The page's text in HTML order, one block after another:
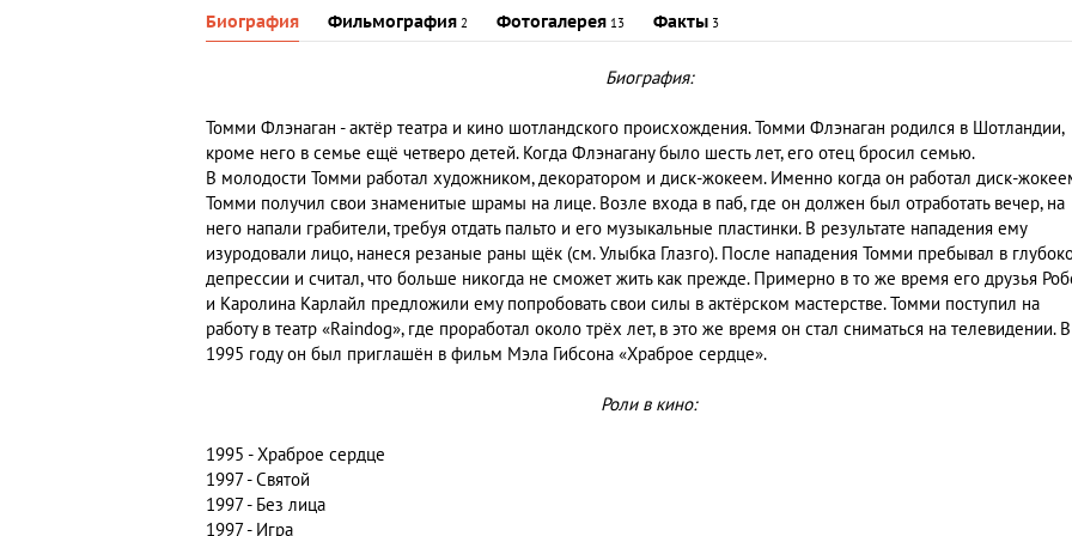
Биография Фильмография 2 Фотогалерея 13 Факты 3
Биография:
Томми Флэнаган - актёр театра и кино шотландского происхождения. Томми Флэнаган родился в Шотландии,
кроме него в семье ещё четверо детей. Когда Флэнагану было шесть лет, его отец бросил семью.
В молодости Томми работал художником, декоратором и диск-жокеем. Именно когда он работал диск-
Томми получил свои знаменитые шрамы на лице. Возле входа в паб, где он должен был отработать вечер, на
него напали грабители, требуя отдать пальто и его музыкальные пластинки. В результате нападения ему
изуродовали лицо, нанеся резаные раны щёк (см. Улыбка Глазго). После нападения Томми пребывал в
депрессии и считал, что больше никогда не сможет жить как прежде. Примерно в то же время его друзья
и Каролина Карлайл предложили ему попробовать свои силы в актёрском мастерстве. Томми поступил на
работу в театр «Raindog», где проработал около трёх лет, в это же время он стал сниматься на телевидении. В
1995 году он был приглашён в фильм Мэла Гибсона «Храброе сердце».
Роли в кино:
1995 - Храброе сердце
1997 - Святой
1997 - Без лица
1997 - Игра